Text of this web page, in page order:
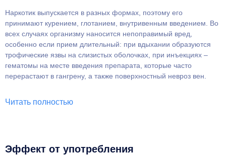
Наркотик выпускается в разных формах, поэтому его
принимают курением, глотанием, внутривенным введением. Во
всех случаях организму наносится непоправимый вред,
особенно если прием длительный: при вдыхании образуются
трофические язвы на слизистых оболочках, при инъекциях –
гематомы на месте введения препарата, которые часто
перерастают в гангрену, а также поверхностный невроз вен.
Читать полностью
Эффект от употребления